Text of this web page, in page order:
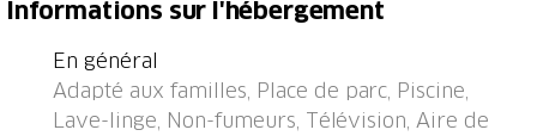
individuelle confortable "Villetta Felice mit Pool", 230
de construction 1965, rénovée en 2023. Dans le haut
de la station de Magadino, situation tranquille,
Informations sur l'hébergement
En général
Adapté aux familles, Place de parc, Piscine,
Lave-linge, Non-fumeurs, Télévision, Aire de